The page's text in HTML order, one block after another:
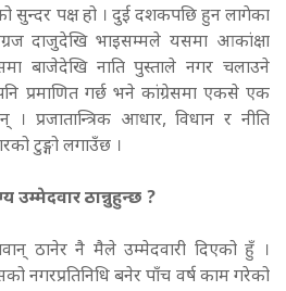
सुन्दर पक्ष हो । दुई दशकपछि हुन लागेका
दाजुदेखि भाइसम्मले यसमा आकांक्षा
बाजेदेखि नाति पुस्ताले नगर चलाउने
प्रमाणित गर्छ भने कांग्रेसमा एकसे एक
प्रजातान्त्रिक आधार, विधान र नीति
टुङ्गो लगाउँछ ।
ठान्नुहुन्छ ?
ठानेर नै मैले उम्मेदवारी दिएको हुँ ।
नगरप्रतिनिधि बनेर पाँच वर्ष काम गरेको